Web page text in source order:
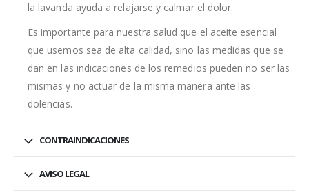
la lavanda ayuda a relajarse y calmar el dolor.
Es importante para nuestra salud que el aceite esencial
que usemos sea de alta calidad, sino las medidas que se
dan en las indicaciones de los remedios pueden no ser las
mismas y no actuar de la misma manera ante las
dolencias.
CONTRAINDICACIONES
AVISO LEGAL